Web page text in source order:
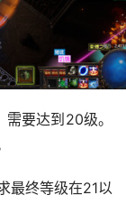
要达到20级。
最终等级在21以